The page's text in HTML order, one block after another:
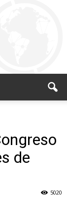
de
5020